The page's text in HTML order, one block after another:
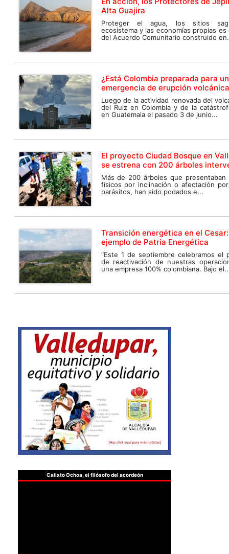
Alta Guajira
Proteger el agua, los sitios
ecosistema y las economías propias
del Acuerdo Comunitario construido
¿Está Colombia preparada para
emergencia de erupción
Luego de la actividad renovada del
del Ruiz en Colombia y de la
en Guatemala el pasado 3 de junio...
El proyecto Ciudad Bosque en
se estrena con 200 árboles
Más de 200 árboles que presentaban
físicos por inclinación o afectación
parásitos, han sido podados e...
Transición energética en el
ejemplo de Patria Energética
“Este 1 de septiembre celebramos el
de reactivación de nuestras
una empresa 100% colombiana. Bajo
Calixto Ochoa, el filósofo del acordeón